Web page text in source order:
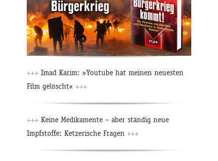
+++ Imad Karim: »Youtube hat meinen neuesten
Film gelöscht« +++
+++ Keine Medikamente – aber ständig neue
Impfstoffe: Ketzerische Fragen +++